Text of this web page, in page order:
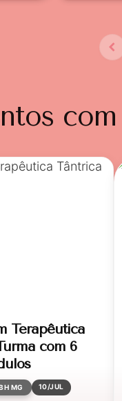
Terapêutica
com 6
MG 10/JUL